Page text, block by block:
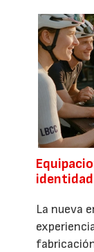
La nueva